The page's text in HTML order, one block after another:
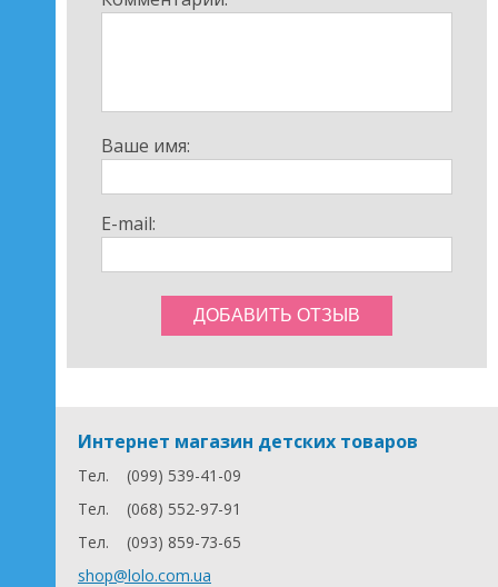
детей
стандарту ЕСЕ 44/04.
Ваше имя:
E-mail:
Интернет магазин детских товаров
Тел.
(099) 539-41-09
Тел.
(068) 552-97-91
Тел.
(093) 859-73-65
shop@lolo.com.ua